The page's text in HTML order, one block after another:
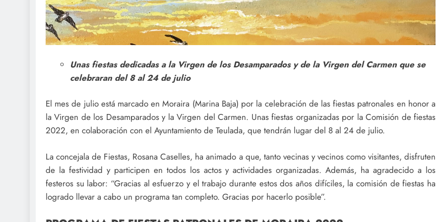
Unas fiestas dedicadas a la Virgen de los Desamparados y de la Virgen del Carmen que se
celebraran del 8 al 24 de julio
El mes de julio está marcado en Moraira (Marina Baja) por la celebración de las fiestas patronales en honor a
la Virgen de los Desamparados y la Virgen del Carmen. Unas fiestas organizadas por la Comisión de fiestas
2022, en colaboración con el Ayuntamiento de Teulada, que tendrán lugar del 8 al 24 de julio.
La concejala de Fiestas, Rosana Caselles, ha animado a que, tanto vecinas y vecinos como visitantes, disfruten
de la festividad y participen en todos los actos y actividades organizadas. Además, ha agradecido a los
festeros su labor: “Gracias al esfuerzo y el trabajo durante estos dos años difíciles, la comisión de fiestas ha
logrado llevar a cabo un programa tan completo. Gracias por hacerlo posible”.